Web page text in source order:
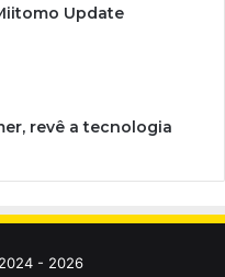
Update
revê a tecnologia
- 2026